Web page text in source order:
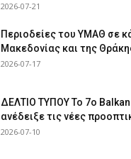
2026-07-21
Περιοδείες του ΥΜΑΘ σε
Μακεδονίας και της
2026-07-17
ΔΕΛΤΙΟ ΤΥΠΟΥ Το 7ο
ανέδειξε τις νέες
2026-07-10